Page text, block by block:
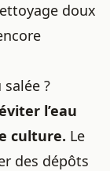
doux
?
l’eau
culture. Le
des dépôts